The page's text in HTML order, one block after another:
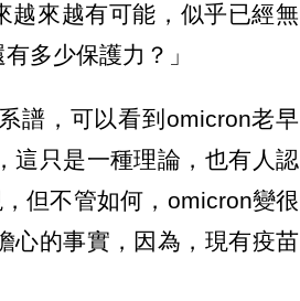
越來越有可能，似乎已經無
多少保護力？」
譜，可以看到omicron老早
這只是一種理論，也有人認
但不管如何，omicron變很
心的事實，因為，現有疫苗